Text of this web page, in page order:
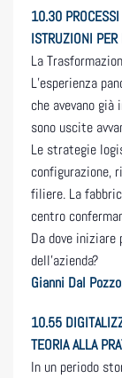
10.30
ISTRUZIONI PER
La
L’esperienza
che avevano
sono uscite
Le strategie
configurazione,
filiere. La
centro
Da dove
dell’azienda?
Gianni Dal Pozzo
10.55
TEORIA ALLA
In un periodo